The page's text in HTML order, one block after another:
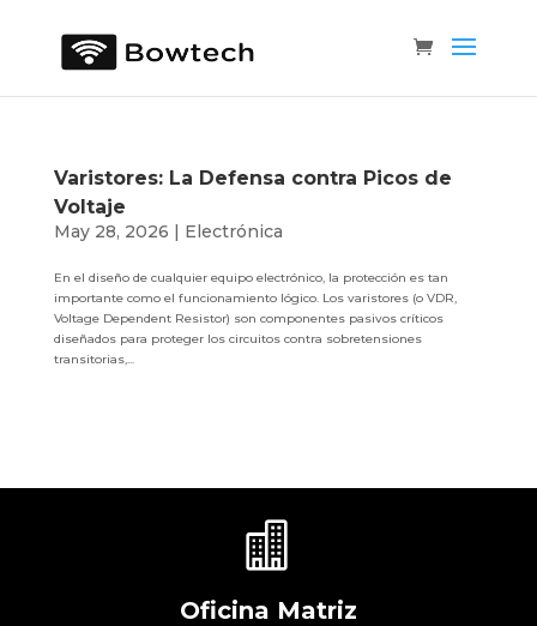
Varistores: La Defensa contra Picos de
Voltaje
May 28, 2026 | Electrónica
En el diseño de cualquier equipo electrónico, la protección es tan
importante como el funcionamiento lógico. Los varistores (o VDR,
Voltage Dependent Resistor) son componentes pasivos críticos
diseñados para proteger los circuitos contra sobretensiones
transitorias,...

Oficina Matriz